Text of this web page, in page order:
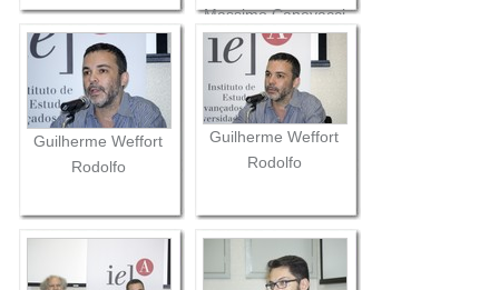
Massimo Canevacci
Guilherme Weffort
Rodolfo
Guilherme Weffort
Rodolfo